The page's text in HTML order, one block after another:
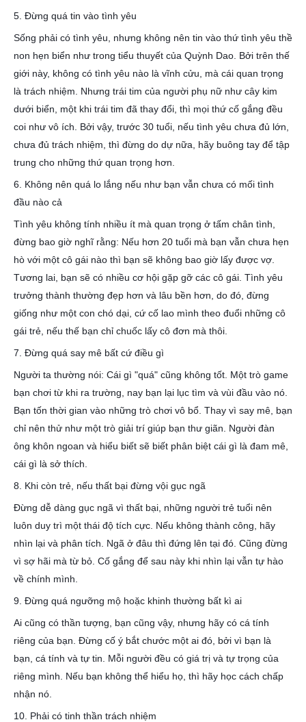
5. Đừng quá tin vào tình yêu
Sống phải có tình yêu, nhưng không nên tin vào thứ tình yêu thề
non hẹn biển như trong tiểu thuyết của Quỳnh Dao. Bởi trên thế
giới này, không có tình yêu nào là vĩnh cửu, mà cái quan trọng
là trách nhiệm. Nhưng trái tim của người phụ nữ như cây kim
dưới biển, một khi trái tim đã thay đổi, thì mọi thứ cố gắng đều
coi như vô ích. Bởi vậy, trước 30 tuổi, nếu tình yêu chưa đủ lớn,
chưa đủ trách nhiệm, thì đừng do dự nữa, hãy buông tay để tập
trung cho những thứ quan trọng hơn.
6. Không nên quá lo lắng nếu như bạn vẫn chưa có mối tình
đầu nào cả
Tình yêu không tính nhiều ít mà quan trọng ở tấm chân tình,
đừng bao giờ nghĩ rằng: Nếu hơn 20 tuổi mà bạn vẫn chưa hẹn
hò với một cô gái nào thì bạn sẽ không bao giờ lấy được vợ.
Tương lai, bạn sẽ có nhiều cơ hội gặp gỡ các cô gái. Tình yêu
trưởng thành thường đẹp hơn và lâu bền hơn, do đó, đừng
giống như một con chó dại, cứ cố lao mình theo đuổi những cô
gái trẻ, nếu thế bạn chỉ chuốc lấy cô đơn mà thôi.
7. Đừng quá say mê bất cứ điều gì
Người ta thường nói: Cái gì "quá" cũng không tốt. Một trò game
bạn chơi từ khi ra trường, nay bạn lại lục tìm và vùi đầu vào nó.
Bạn tốn thời gian vào những trò chơi vô bổ. Thay vì say mê, bạn
chỉ nên thử như một trò giải trí giúp bạn thư giãn. Người đàn
ông khôn ngoan và hiểu biết sẽ biết phân biệt cái gì là đam mê,
cái gì là sở thích.
8. Khi còn trẻ, nếu thất bại đừng vội gục ngã
Đừng dễ dàng gục ngã vì thất bại, những người trẻ tuổi nên
luôn duy trì một thái độ tích cực. Nếu không thành công, hãy
nhìn lại và phân tích. Ngã ở đâu thì đứng lên tại đó. Cũng đừng
vì sợ hãi mà từ bỏ. Cố gắng để sau này khi nhìn lại vẫn tự hào
về chính mình.
9. Đừng quá ngưỡng mộ hoặc khinh thường bất kì ai
Ai cũng có thần tượng, bạn cũng vậy, nhưng hãy có cá tính
riêng của bạn. Đừng cố ý bắt chước một ai đó, bởi vì bạn là
bạn, cá tính và tự tin. Mỗi người đều có giá trị và tự trọng của
riêng mình. Nếu bạn không thể hiểu họ, thì hãy học cách chấp
nhận nó.
10. Phải có tinh thần trách nhiệm